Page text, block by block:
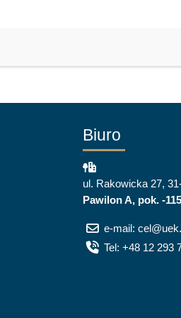
Biuro
ul. Rakowicka 27,
Pawilon A, pok. -
e-mail:
Tel: +48 12 293